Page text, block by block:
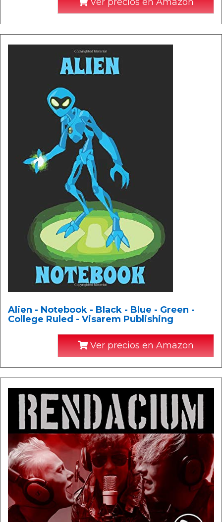
Alien - Notebook - Black - Blue - Green -
College Ruled - Visarem Publishing
Ver precios en Amazon